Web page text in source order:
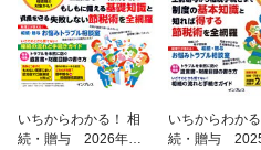
いちからわかる！ 相
続・贈与 2026年最
いちからわか
続・贈与